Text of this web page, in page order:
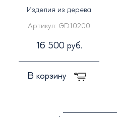
Изделия из дерева
Артикул: GD10200
16 500 руб.
В корзину